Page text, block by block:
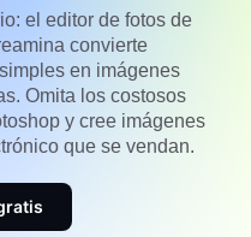
el editor de fotos de
convierte
en imágenes
Omita los costosos
y cree imágenes
que se vendan.